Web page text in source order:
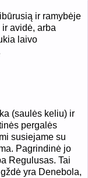
ir ramybėje
avidė, arba
laivo
(saulės keliu) ir
pergalės
susiejame su
Pagrindinė jo
Regulusas. Tai
yra Denebola,